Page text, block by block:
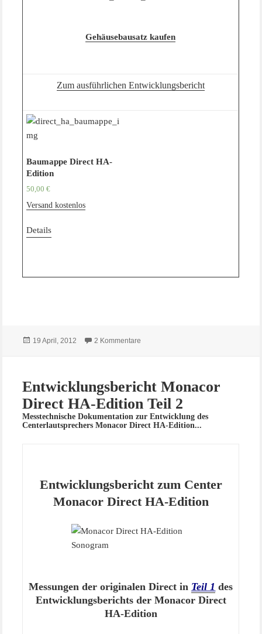
Gehäusebausatz kaufen
Zum ausführlichen Entwicklungsbericht
Baumappe Direct HA-
Edition
50,00€
Versand kostenlos
Details
Veröffentlicht
19 April, 2012 2 Kommentare
Entwicklungsbericht Monacor
Direct HA-Edition Teil 2
Messtechnische Dokumentation zur Entwicklung des
Centerlautsprechers Monacor Direct HA-Edition...
Entwicklungsbericht zum Center
Monacor Direct HA-Edition
Messungen der originalen Direct in Teil 1 des
Entwicklungsberichts der Monacor Direct
HA-Edition